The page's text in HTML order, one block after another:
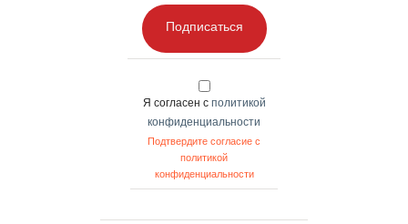
Подписаться
Я согласен с политикой
конфиденциальности
Подтвердите согласие с
политикой
конфиденциальности